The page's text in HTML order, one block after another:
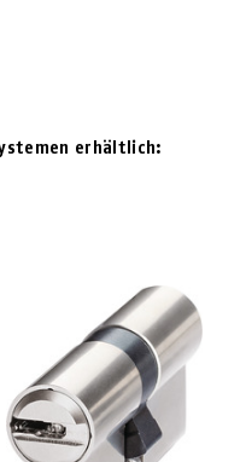
erhältlich: